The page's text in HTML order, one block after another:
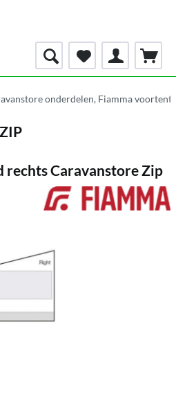
onderdelen, Fiamma voortent
rechts Caravanstore Zip